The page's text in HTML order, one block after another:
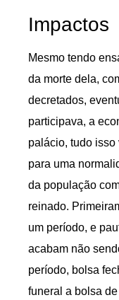
Impactos
Mesmo tendo
da morte dela,
decretados,
participava, a
palácio, tudo isso
para uma
da população
reinado.
um período, e
acabam não
período, bolsa
funeral a bolsa